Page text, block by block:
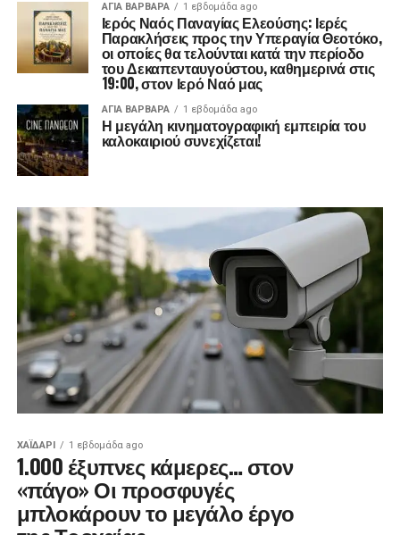
ΑΓΙΑ ΒΑΡΒΑΡΑ 1 εβδομάδα ago
Ιερός Ναός Παναγίας Ελεούσης: Ιερές
Παρακλήσεις προς την Υπεραγία Θεοτόκο,
οι οποίες θα τελούνται κατά την περίοδο
του Δεκαπενταυγούστου, καθημερινά στις
19:00, στον Ιερό Ναό μας
ΑΓΙΑ ΒΑΡΒΑΡΑ 1 εβδομάδα ago
Η μεγάλη κινηματογραφική εμπειρία του
καλοκαιριού συνεχίζεται!
ΧΑΪΔΑΡΙ 1 εβδομάδα ago
1.000 έξυπνες κάμερες… στον
«πάγο» Οι προσφυγές
μπλοκάρουν το μεγάλο έργο